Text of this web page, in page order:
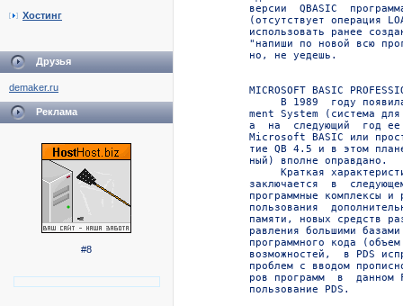
Хостинг
Друзья
demaker.ru
Реклама
#8